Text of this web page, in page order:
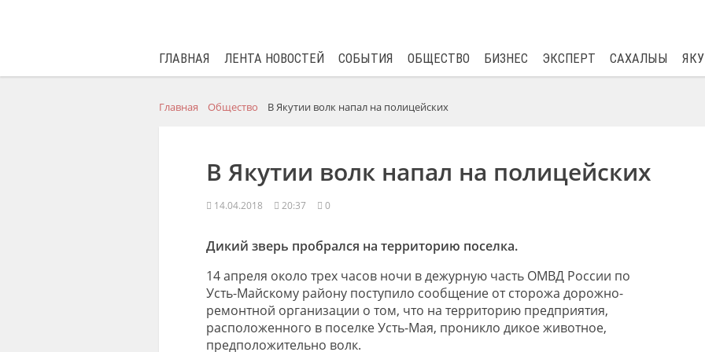
ГЛАВНАЯ ЛЕНТА НОВОСТЕЙ СОБЫТИЯ ОБЩЕСТВО БИЗНЕС ЭКСПЕРТ САХАЛЫЫ
Главная Общество В Якутии волк напал на полицейских
В Якутии волк напал на полицейских
14.04.2018 20:37 0
Дикий зверь пробрался на территорию поселка.
14 апреля около трех часов ночи в дежурную часть ОМВД России по
Усть-Майскому району поступило сообщение от сторожа дорожно-
ремонтной организации о том, что на территорию предприятия,
расположенного в поселке Усть-Мая, проникло дикое животное,
предположительно волк.